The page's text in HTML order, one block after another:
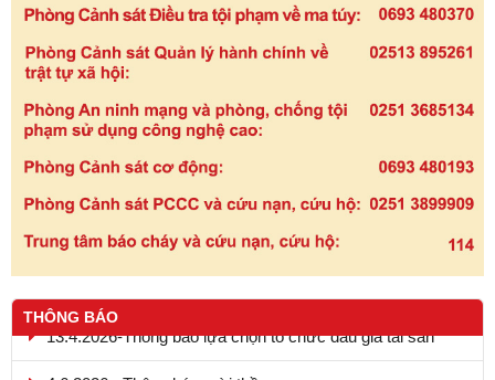
THÔNG BÁO
4.6.2026 - Thông báo mời thầu